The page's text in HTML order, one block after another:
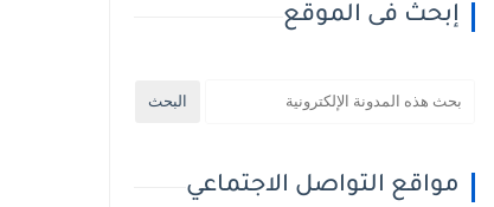
إبحث فى الموقع
مواقع التواصل الاجتماعي